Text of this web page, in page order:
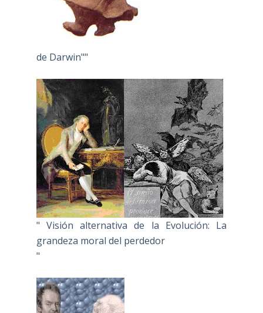
de Darwin""
" Visión alternativa de la Evolución: La
grandeza moral del perdedor
"